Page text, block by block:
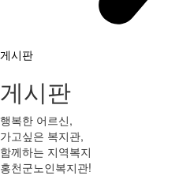
게시판
게시판
행복한 어르신,
가고싶은 복지관,
함께하는 지역복지
홍천군노인복지관!